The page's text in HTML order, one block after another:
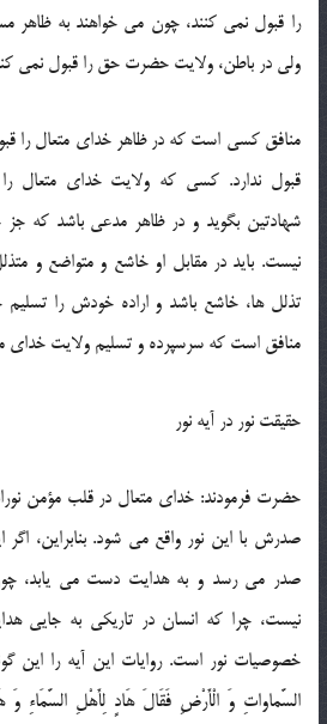
را قبول نمی كنند، چون می خواهند به ظاهر
ولی در باطن، ولایت حضرت حق را قبول نمی
منافق كسی است كه در ظاهر خدای متعال را
قبول ندارد. كسی كه ولایت خدای متعال
شهادتین بگوید و در ظاهر مدعی باشد كه جز
نیست. باید در مقابل او خاشع و متواضع و
تذلل ها، خاشع باشد و اراده خودش را
منافق است که سرسپرده و تسلیم ولایت خدای
حقیقت نور در آیه نور
حضرت فرمودند: خدای متعال در قلب مؤمن
صدرش با این نور واقع می شود. بنابراین، اگر
صدر می رسد و به هدایت دست می یابد،
نیست، چرا که انسان در تاریكی به جایی
خصوصیات نور است. روایات این آیه را این